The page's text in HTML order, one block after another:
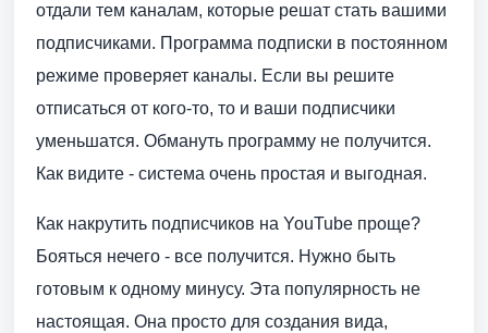
отдали тем каналам, которые решат стать вашими
подписчиками. Программа подписки в постоянном
режиме проверяет каналы. Если вы решите
отписаться от кого-то, то и ваши подписчики
уменьшатся. Обмануть программу не получится.
Как видите - система очень простая и выгодная.
Как накрутить подписчиков на YouTube проще?
Бояться нечего - все получится. Нужно быть
готовым к одному минусу. Эта популярность не
настоящая. Она просто для создания вида,